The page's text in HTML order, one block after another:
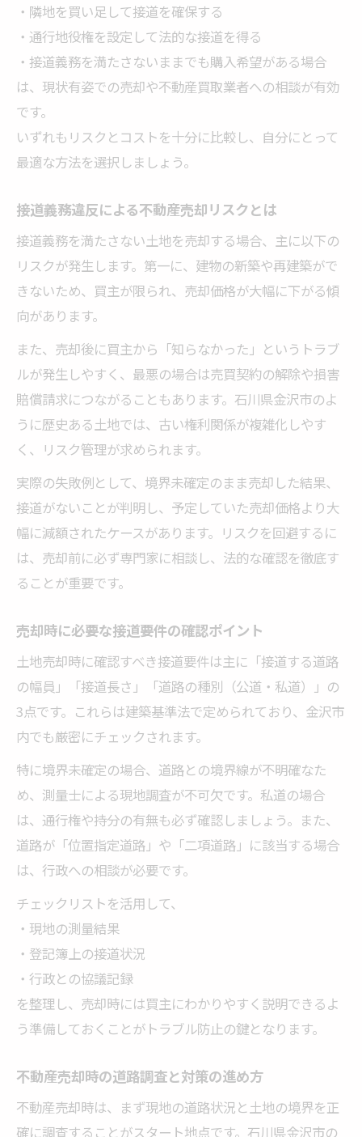
・隣地を買い足して接道を確保する
・通行地役権を設定して法的な接道を得る
・接道義務を満たさないままでも購入希望がある場合
は、現状有姿での売却や不動産買取業者への相談が有効
です。
いずれもリスクとコストを十分に比較し、自分にとって
最適な方法を選択しましょう。
接道義務違反による不動産売却リスクとは
接道義務を満たさない土地を売却する場合、主に以下の
リスクが発生します。第一に、建物の新築や再建築がで
きないため、買主が限られ、売却価格が大幅に下がる傾
向があります。
また、売却後に買主から「知らなかった」というトラブ
ルが発生しやすく、最悪の場合は売買契約の解除や損害
賠償請求につながることもあります。石川県金沢市のよ
うに歴史ある土地では、古い権利関係が複雑化しやす
く、リスク管理が求められます。
実際の失敗例として、境界未確定のまま売却した結果、
接道がないことが判明し、予定していた売却価格より大
幅に減額されたケースがあります。リスクを回避するに
は、売却前に必ず専門家に相談し、法的な確認を徹底す
ることが重要です。
売却時に必要な接道要件の確認ポイント
土地売却時に確認すべき接道要件は主に「接道する道路
の幅員」「接道長さ」「道路の種別（公道・私道）」の
3点です。これらは建築基準法で定められており、金沢市
内でも厳密にチェックされます。
特に境界未確定の場合、道路との境界線が不明確なた
め、測量士による現地調査が不可欠です。私道の場合
は、通行権や持分の有無も必ず確認しましょう。また、
道路が「位置指定道路」や「二項道路」に該当する場合
は、行政への相談が必要です。
チェックリストを活用して、
・現地の測量結果
・登記簿上の接道状況
・行政との協議記録
を整理し、売却時には買主にわかりやすく説明できるよ
う準備しておくことがトラブル防止の鍵となります。
不動産売却時の道路調査と対策の進め方
不動産売却時は、まず現地の道路状況と土地の境界を正
確に調査することがスタート地点です。石川県金沢市の